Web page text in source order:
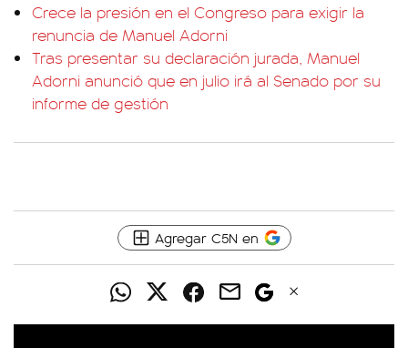
Crece la presión en el Congreso para exigir la
renuncia de Manuel Adorni
Tras presentar su declaración jurada, Manuel
Adorni anunció que en julio irá al Senado por su
informe de gestión
Agregar C5N en